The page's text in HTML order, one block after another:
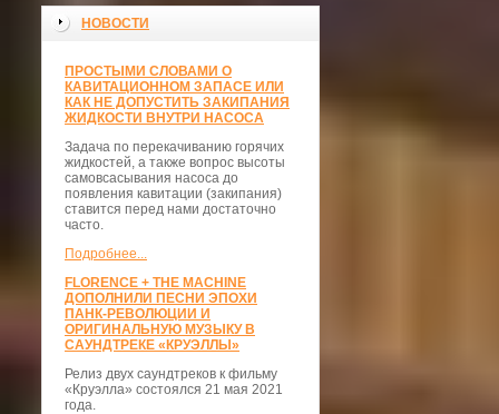
НОВОСТИ
ПРОСТЫМИ СЛОВАМИ О
КАВИТАЦИОННОМ ЗАПАСЕ ИЛИ
КАК НЕ ДОПУСТИТЬ ЗАКИПАНИЯ
ЖИДКОСТИ ВНУТРИ НАСОСА
Задача по перекачиванию горячих
жидкостей, а также вопрос высоты
самовсасывания насоса до
появления кавитации (закипания)
ставится перед нами достаточно
часто.
Подробнее...
FLORENCE + THE MACHINE
ДОПОЛНИЛИ ПЕСНИ ЭПОХИ
ПАНК-РЕВОЛЮЦИИ И
ОРИГИНАЛЬНУЮ МУЗЫКУ В
САУНДТРЕКЕ «КРУЭЛЛЫ»
Релиз двух саундтреков к фильму
«Круэлла» состоялся 21 мая 2021
года.